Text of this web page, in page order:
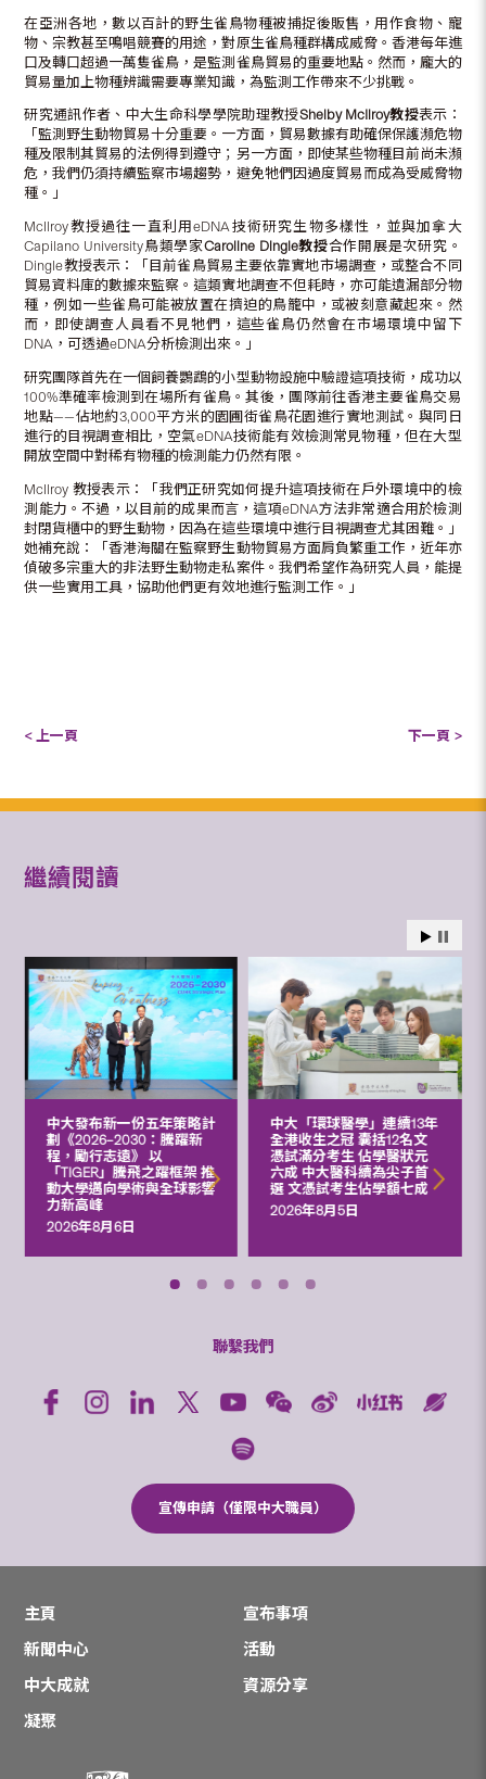
在亞洲各地，數以百計的野生雀鳥物種被捕捉後販售，用作食物、寵
物、宗教甚至鳴唱競賽的用途，對原生雀鳥種群構成威脅。香港每年進
口及轉口超過一萬隻雀鳥，是監測雀鳥貿易的重要地點。然而，龐大的
貿易量加上物種辨識需要專業知識，為監測工作帶來不少挑戰。
研究通訊作者、中大生命科學學院助理教授Shelby McIlroy教授表示：
「監測野生動物貿易十分重要。一方面，貿易數據有助確保保護瀕危物
種及限制其貿易的法例得到遵守；另一方面，即使某些物種目前尚未瀕
危，我們仍須持續監察市場趨勢，避免牠們因過度貿易而成為受威脅物
種。」
McIlroy教授過往一直利用eDNA技術研究生物多樣性，並與加拿大
Capilano University鳥類學家Caroline Dingle教授合作開展是次研究。
Dingle教授表示：「目前雀鳥貿易主要依靠實地市場調查，或整合不同
貿易資料庫的數據來監察。這類實地調查不但耗時，亦可能遺漏部分物
種，例如一些雀鳥可能被放置在擠迫的鳥籠中，或被刻意藏起來。然
而，即使調查人員看不見牠們，這些雀鳥仍然會在市場環境中留下
DNA，可透過eDNA分析檢測出來。」
研究團隊首先在一個飼養鸚鵡的小型動物設施中驗證這項技術，成功以
100%準確率檢測到在場所有雀鳥。其後，團隊前往香港主要雀鳥交易
地點——佔地約3,000平方米的園圃街雀鳥花園進行實地測試。與同日
進行的目視調查相比，空氣eDNA技術能有效檢測常見物種，但在大型
開放空間中對稀有物種的檢測能力仍然有限。
McIlroy 教授表示：「我們正研究如何提升這項技術在戶外環境中的檢
測能力。不過，以目前的成果而言，這項eDNA方法非常適合用於檢測
封閉貨櫃中的野生動物，因為在這些環境中進行目視調查尤其困難。」
她補充說：「香港海關在監察野生動物貿易方面肩負繁重工作，近年亦
偵破多宗重大的非法野生動物走私案件。我們希望作為研究人員，能提
供一些實用工具，協助他們更有效地進行監測工作。」
< 上一頁 下一頁 >
繼續閱讀
中大發布新一份五年策略計
劃《2026‒2030：騰躍新
程，勵行志遠》 以
「TIGER」騰飛之躍框架 推
動大學邁向學術與全球影響
力新高峰
2026年8月6日
中大「環球醫學」連續13年
全港收生之冠 囊括12名文
憑試滿分考生 佔學醫狀元
六成 中大醫科續為尖子首
選 文憑試考生佔學額七成
2026年8月5日
聯繫我們
宣傳申請（僅限中大職員）
主頁
宣布事項
新聞中心
活動
中大成就
資源分享
凝聚